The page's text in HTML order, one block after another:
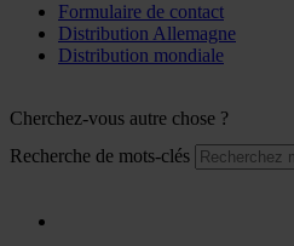
Formulaire de contact
Distribution Allemagne
Distribution mondiale
Cherchez-vous autre chose ?
Recherche de mots-clés